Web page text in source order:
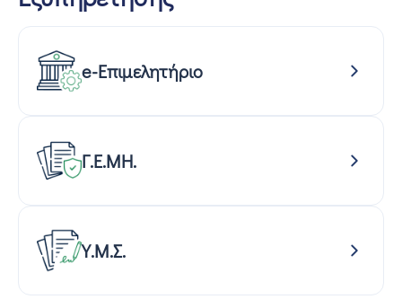
e-Επιμελητήριο
Γ.Ε.ΜΗ.
Υ.Μ.Σ.